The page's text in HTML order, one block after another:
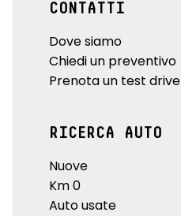
CONTATTI
Dove siamo
Chiedi un preventivo
Prenota un test drive
RICERCA AUTO
Nuove
Km 0
Auto usate